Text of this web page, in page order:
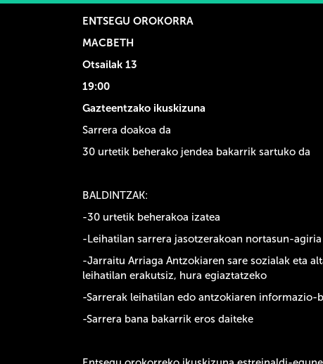
ENTSEGU OROKORRA
MACBETH
Otsailak 13
19:00
Gazteentzako ikuskizuna
Sarrera doakoa da
30 urtetik beherako jendea bakarrik sartuko da
BALDINTZAK:
-30 urtetik beherakoa izatea
-Leihatilan sarrera jasotzerakoan nortasun-
-Jarraitu Arriaga Antzokiaren sare sozialak eta
leihatilan erakutsiz, hura egiaztatzeko
-Sarrerak leihatilan edo antzokiaren informazio-
-Sarrera bana bakarrik eros daiteke